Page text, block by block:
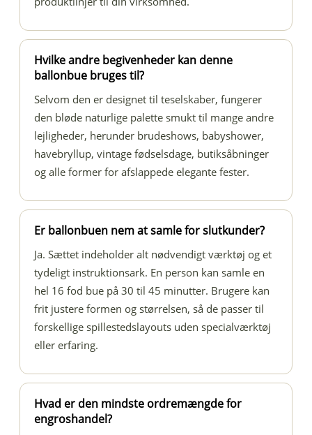
Hvilke andre begivenheder kan denne
ballonbue bruges til?
Selvom den er designet til teselskaber, fungerer
den bløde naturlige palette smukt til mange andre
lejligheder, herunder brudeshows, babyshower,
havebryllup, vintage fødselsdage, butiksåbninger
og alle former for afslappede elegante fester.
Er ballonbuen nem at samle for slutkunder?
Ja. Sættet indeholder alt nødvendigt værktøj og et
tydeligt instruktionsark. En person kan samle en
hel 16 fod bue på 30 til 45 minutter. Brugere kan
frit justere formen og størrelsen, så de passer til
forskellige spillestedslayouts uden specialværktøj
eller erfaring.
Hvad er den mindste ordremængde for
engroshandel?